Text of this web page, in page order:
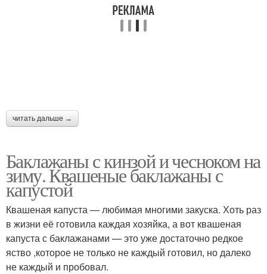
читать дальше →
Баклажаны с кинзой и чесноком на
зиму. Квашеные баклажаны с
капустой
Квашеная капуста — любимая многими закуска. Хоть раз
в жизни её готовила каждая хозяйка, а вот квашеная
капуста с баклажанами — это уже достаточно редкое
яство ,которое не только не каждый готовил, но далеко
не каждый и пробовал.